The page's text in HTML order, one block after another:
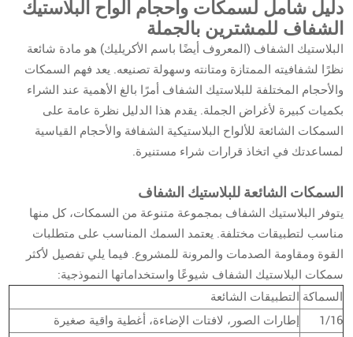
دليل شامل لسمكات وأحجام ألواح البلاستيك
الشفاف للمشترين بالجملة
البلاستيك الشفاف (المعروف أيضًا باسم الأكريليك) هو مادة شائعة
نظرًا لشفافيته الممتازة ومتانته وسهولة تصنيعه. يعد فهم السمكات
والأحجام المختلفة للبلاستيك الشفاف أمرًا بالغ الأهمية عند الشراء
بكميات كبيرة لأغراض الجملة. يقدم هذا الدليل نظرة عامة على
السمكات الشائعة للألواح البلاستيكية الشفافة والأحجام القياسية
لمساعدتك في اتخاذ قرارات شراء مستنيرة.
السمكات الشائعة للبلاستيك الشفاف
يتوفر البلاستيك الشفاف بمجموعة متنوعة من السمكات، كل منها
مناسب لتطبيقات مختلفة. يعتمد السمك المناسب على متطلبات
القوة ومقاومة الصدمات والمرونة للمشروع. فيما يلي تفصيل لأكثر
سمكات البلاستيك الشفاف شيوعًا واستخداماتها النموذجية:
السماكة التطبيقات الشائعة
1/16
إطارات الصور، لافتات الإضاءة، أغطية واقية صغيرة